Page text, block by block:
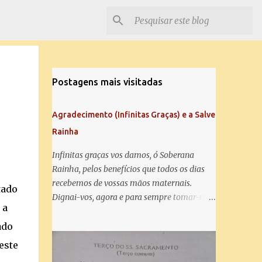
Postagens mais visitadas
Agradecimento (Infinitas Graças) e a Salve
Rainha
Infinitas graças vos damos, ó Soberana
Rainha, pelos benefícios que todos os dias
recebemos de vossas mãos maternais.
Dignai-vos, agora e para sempre tomar-nos
Salve Rainha: Salve Rainha , Mãe de
misericórdia, vida, doçura, esperança nossa,